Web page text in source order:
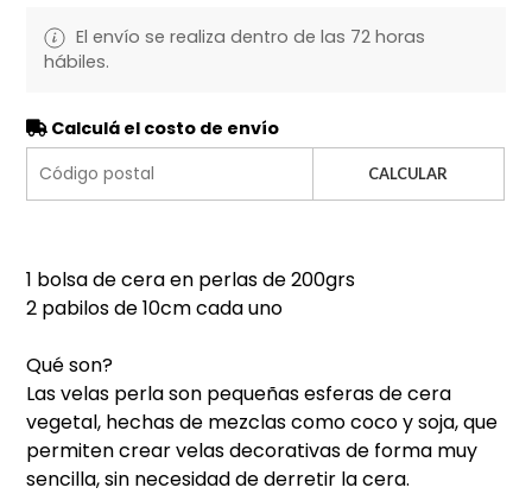
El envío se realiza dentro de las 72 horas
hábiles.
Calculá el costo de envío
CALCULAR
1 bolsa de cera en perlas de 200grs
2 pabilos de 10cm cada uno
Qué son?
Las velas perla son pequeñas esferas de cera
vegetal, hechas de mezclas como coco y soja, que
permiten crear velas decorativas de forma muy
sencilla, sin necesidad de derretir la cera.